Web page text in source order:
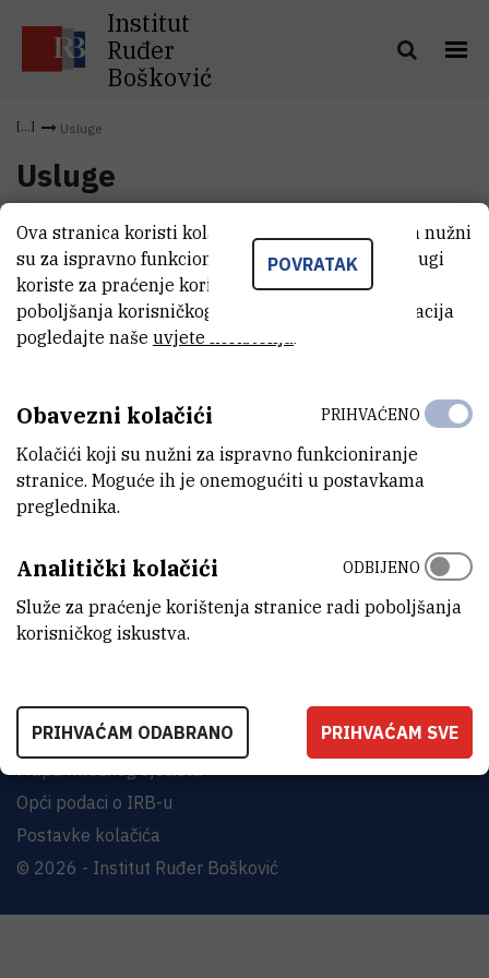
Institut
Ruđer
Bošković
Usluge
Usluge
INSTITUT RUĐER BOŠKOVIĆ
Bijenička cesta 54, 10000 Zagreb
Uvjeti korištenja
Izjava o pristupačnosti
Opći podaci o IRB-u
Postavke kolačića
© 2026 - Institut Ruđer Bošković
POVRATAK
Ova stranica koristi kolačiće. Neki od tih kolačića nužni
su za ispravno funkcioniranje stranice, dok se drugi
koriste za praćenje korištenja stranice radi
poboljšanja korisničkog iskustva. Za više informacija
pogledajte naše uvjete korištenja.
Obavezni kolačići
Kolačići koji su nužni za ispravno funkcioniranje
stranice. Moguće ih je onemogućiti u postavkama
preglednika.
PRIHVAĆENO
Analitički kolačići
Služe za praćenje korištenja stranice radi poboljšanja
korisničkog iskustva.
ODBIJENO
PRIHVAĆAM ODABRANO PRIHVAĆAM SVE